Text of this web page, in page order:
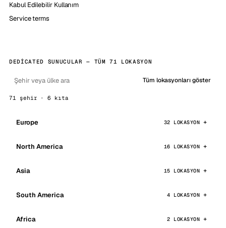
Kabul Edilebilir Kullanım
Service terms
DEDICATED SUNUCULAR — TÜM 71 LOKASYON
Tüm lokasyonları göster
71 şehir · 6 kıta
Europe 32 LOKASYON
North America 16 LOKASYON
Asia 15 LOKASYON
South America 4 LOKASYON
Africa 2 LOKASYON